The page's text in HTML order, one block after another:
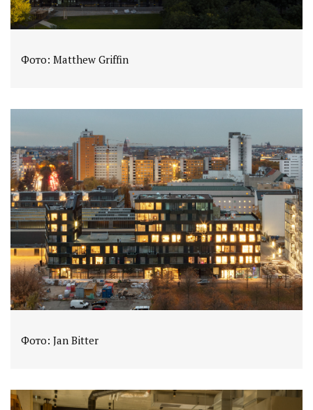
Фото: Matthew Griffin
Фото: Jan Bitter